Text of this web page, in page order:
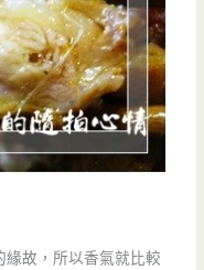
故，所以香氣就比較